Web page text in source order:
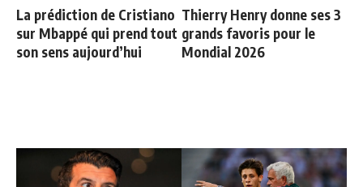
La prédiction de Cristiano
sur Mbappé qui prend tout
son sens aujourd’hui
Thierry Henry donne ses 3
grands favoris pour le
Mondial 2026